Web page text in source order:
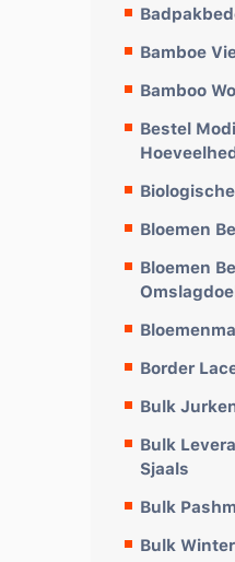
Bamboe
Bamboo
Bestel
Bloemen
Bloemen
Border
Bulk
Bulk
Sjaals
Bulk
Bulk